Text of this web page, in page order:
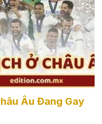
Gay Cấn Hơn Bao
Âu Đang Gay